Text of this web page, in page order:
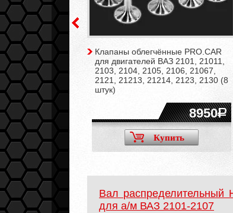
клапанов
м ВАЗ 2101-2107,
Chevrolet
штук)
2950
Клапаны облегчённые PRO.CAR
для двигателей ВАЗ 2101, 21011,
2103, 2104, 2105, 2106, 21067,
2121, 21213, 21214, 2123, 2130 (8
штук)
8950
Купить
Вал
для а/м ВАЗ 2101-2107